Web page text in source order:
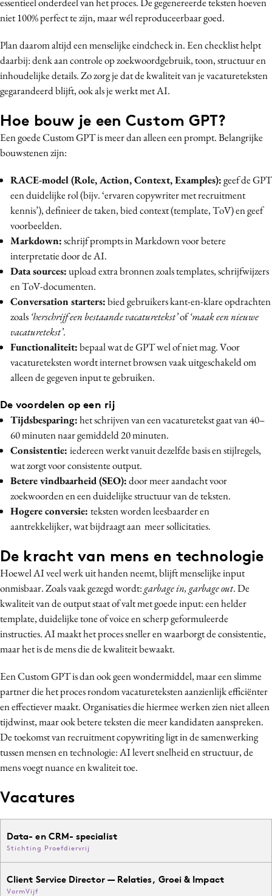
niet 100% perfect te zijn, maar wél reproduceerbaar goed.
Plan daarom altijd een menselijke eindcheck in. Een checklist helpt
daarbij: denk aan controle op zoekwoordgebruik, toon, structuur en
inhoudelijke details. Zo zorg je dat de kwaliteit van je vacatureteksten
gegarandeerd blijft, ook als je werkt met AI.
Hoe bouw je een Custom GPT?
Een goede Custom GPT is meer dan alleen een prompt. Belangrijke
bouwstenen zijn:
RACE-model (Role, Action, Context, Examples):geef de GPT
een duidelijke rol (bijv. ‘ervaren copywriter met recruitment
kennis’), definieer de taken, bied context (template, ToV) en geef
voorbeelden.
Markdown:schrijf prompts in Markdown voor betere
interpretatie door de AI.
Data sources:upload extra bronnen zoals templates, schrijfwijzers
en ToV-documenten.
Conversation starters:bied gebruikers kant-en-klare opdrachten
zoals ‘herschrijf een bestaande vacaturetekst’of‘maak een nieuwe
vacaturetekst’.
Functionaliteit:bepaal wat de GPT wel of niet mag. Voor
vacatureteksten wordt internet browsen vaak uitgeschakeld om
alleen de gegeven input te gebruiken.
De voordelen op een rij
Tijdsbesparing:het schrijven van een vacaturetekst gaat van 40–
60 minuten naar gemiddeld 20 minuten.
Consistentie: iedereen werkt vanuit dezelfde basis en stijlregels,
wat zorgt voor consistente output.
Betere vindbaarheid (SEO):door meer aandacht voor
zoekwoorden en een duidelijke structuur van de teksten.
Hogere conversie: teksten worden leesbaarder en
aantrekkelijker, wat bijdraagt aan meer sollicitaties.
De kracht van mens en technologie
Hoewel AI veel werk uit handen neemt, blijft menselijke input
onmisbaar. Zoals vaak gezegd wordt: garbage in, garbage out. De
kwaliteit van de output staat of valt met goede input: een helder
template, duidelijke tone of voice en scherp geformuleerde
instructies. AI maakt het proces sneller en waarborgt de consistentie,
maar het is de mens die de kwaliteit bewaakt.
Een Custom GPT is dan ook geen wondermiddel, maar een slimme
partner die het proces rondom vacatureteksten aanzienlijk efficiënter
en effectiever maakt. Organisaties die hiermee werken zien niet alleen
tijdwinst, maar ook betere teksten die meer kandidaten aanspreken.
De toekomst van recruitment copywriting ligt in de samenwerking
tussen mensen en technologie: AI levert snelheid en structuur, de
mens voegt nuance en kwaliteit toe.
Vacatures
Data- en CRM- specialist
Stichting Proefdiervrij
Client Service Director — Relaties, Groei & Impact
VormVijf